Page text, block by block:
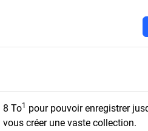
8 To1 pour pouvoir enregistrer
vous créer une vaste collection.